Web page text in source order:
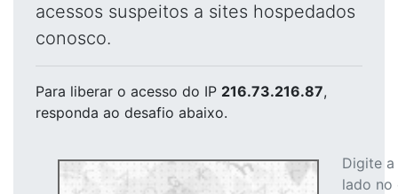
acessos suspeitos a sites hospedados
conosco.
Para liberar o acesso do IP 216.73.216.87,
responda ao desafio abaixo.
Digite
lado no